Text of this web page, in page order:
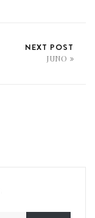
NEXT POST
JUNO